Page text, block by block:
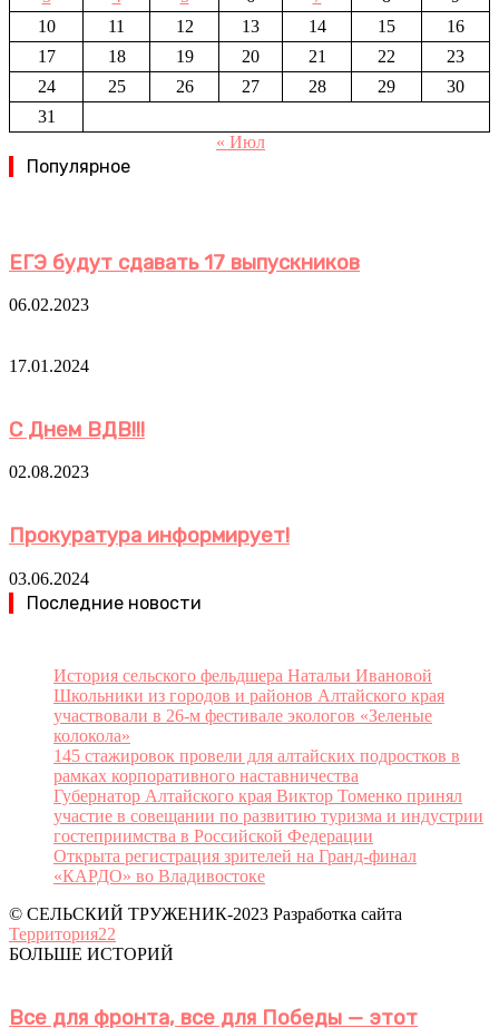
10
11 12 13 14 15
16
17
18 19 20 21 22
23
24
25 26 27 28 29
30
31
« Июл
Популярное
ЕГЭ будут сдавать 17 выпускников
06.02.2023
17.01.2024
С Днем ВДВ!!!
02.08.2023
Прокуратура информирует!
03.06.2024
Последние новости
История сельского фельдшера Натальи Ивановой
Школьники из городов и районов Алтайского края
участвовали в 26-м фестивале экологов «Зеленые
колокола»
145 стажировок провели для алтайских подростков в
рамках корпоративного наставничества
Губернатор Алтайского края Виктор Томенко принял
участие в совещании по развитию туризма и индустрии
гостеприимства в Российской Федерации
Открыта регистрация зрителей на Гранд-финал
«КАРДО» во Владивостоке
© СЕЛЬСКИЙ ТРУЖЕНИК-2023 Разработка сайта
Территория22
БОЛЬШЕ ИСТОРИЙ
Все для фронта, все для Победы — этот